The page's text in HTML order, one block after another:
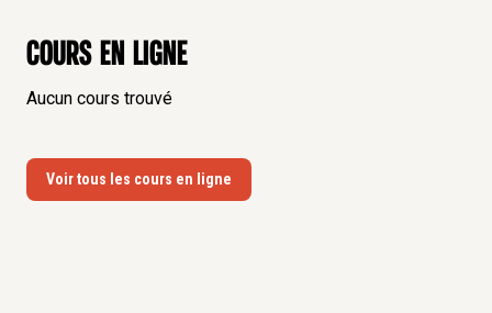
Cours en ligne
Aucun cours trouvé
Voir tous les cours en ligne